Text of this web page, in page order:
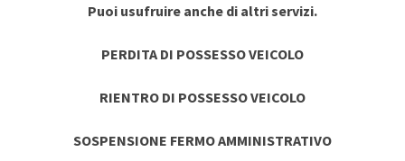
Puoi usufruire anche di altri servizi.
PERDITA DI POSSESSO VEICOLO
RIENTRO DI POSSESSO VEICOLO
SOSPENSIONE FERMO AMMINISTRATIVO